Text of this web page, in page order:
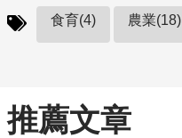
食育(4) 農業(18)
推薦文章